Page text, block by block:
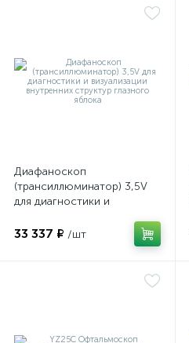
Диафаноскоп
(трансиллюминатор) 3,5V
для диагностики и
структур глазного яблока
33 337 ₽ /шт